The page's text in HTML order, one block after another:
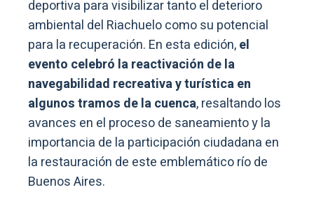
deportiva para visibilizar tanto el deterioro
ambiental del Riachuelo como su potencial
para la recuperación. En esta edición,el
evento celebró la reactivación de la
navegabilidad recreativa y turística en
algunos tramos de la cuenca, resaltando los
avances en el proceso de saneamiento y la
importancia de la participación ciudadana en
la restauración de este emblemático río de
Buenos Aires.